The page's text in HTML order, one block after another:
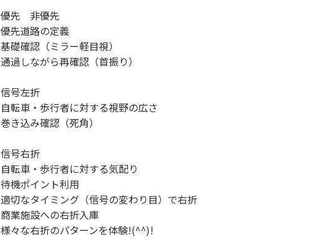
優先 非優先
優先道路の定義
基礎確認（ミラー軽目視）
通過しながら再確認（首振り）
信号左折
自転車・歩行者に対する視野の広さ
巻き込み確認（死角）
信号右折
自転車・歩行者に対する気配り
待機ポイント利用
適切なタイミング（信号の変わり目）で右折
商業施設への右折入庫
様々な右折のパターンを体験!(^^)!